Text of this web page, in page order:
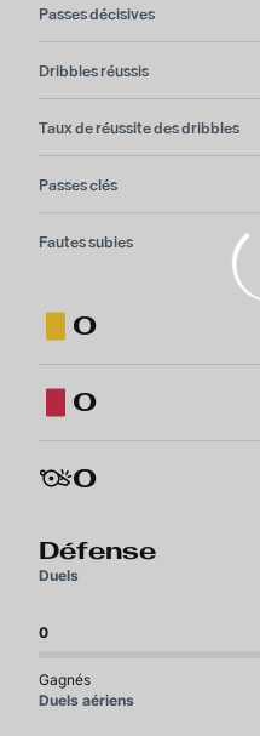
Passes décisives
Dribbles réussis
Taux de réussite des dribbles
Passes clés
Fautes subies
0
0
0
Défense
Duels
0
Gagnés
Duels aériens